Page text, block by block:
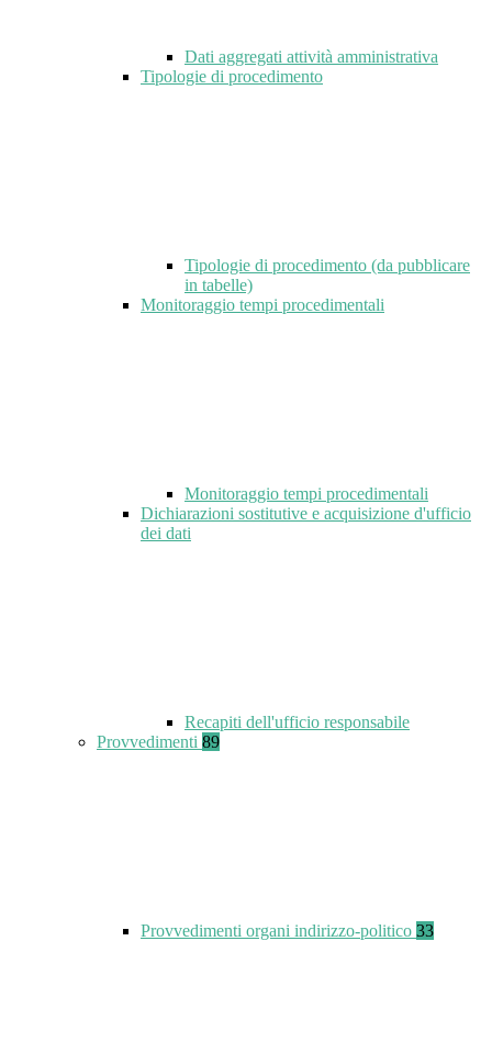
Dati aggregati attività amministrativa
Tipologie di procedimento
Tipologie di procedimento (da pubblicare
in tabelle)
Monitoraggio tempi procedimentali
Monitoraggio tempi procedimentali
Dichiarazioni sostitutive e acquisizione d'ufficio
dei dati
Recapiti dell'ufficio responsabile
Provvedimenti 89
Provvedimenti organi indirizzo-politico 33